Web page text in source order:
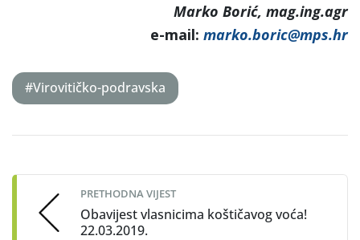
Marko Borić, mag.ing.agr
e-mail: marko.boric@mps.hr
#Virovitičko-podravska
navigation
PRETHODNA VIJEST
Obavijest vlasnicima koštičavog voća!
22.03.2019.